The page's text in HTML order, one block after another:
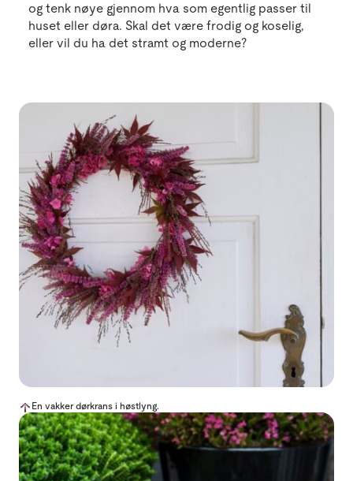
og tenk nøye gjennom hva som egentlig passer til
huset eller døra. Skal det være frodig og koselig,
eller vil du ha det stramt og moderne?
En vakker dørkrans i høstlyng.